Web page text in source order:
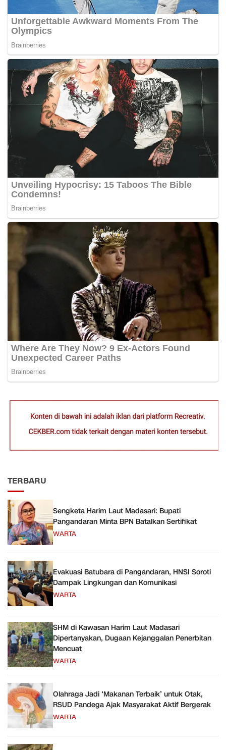
TERBARU
Sengketa Harim Laut Madasari: Bupati
Pangandaran Minta BPN Batalkan Sertifikat
WARTA
Evakuasi Batubara di Pangandaran, HNSI Soroti
Dampak Lingkungan dan Komunikasi
WARTA
SHM di Kawasan Harim Laut Madasari
Dipertanyakan, Dugaan Kejanggalan Penerbitan
Mencuat
WARTA
Olahraga Jadi ‘Makanan Terbaik’ untuk Otak,
RSUD Pandega Ajak Masyarakat Aktif Bergerak
WARTA